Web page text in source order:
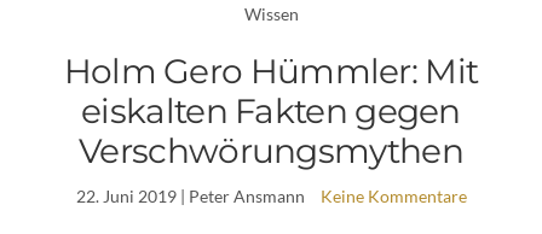
Wissen
Holm Gero Hümmler: Mit
eiskalten Fakten gegen
Verschwörungsmythen
22. Juni 2019| Peter Ansmann Keine Kommentare